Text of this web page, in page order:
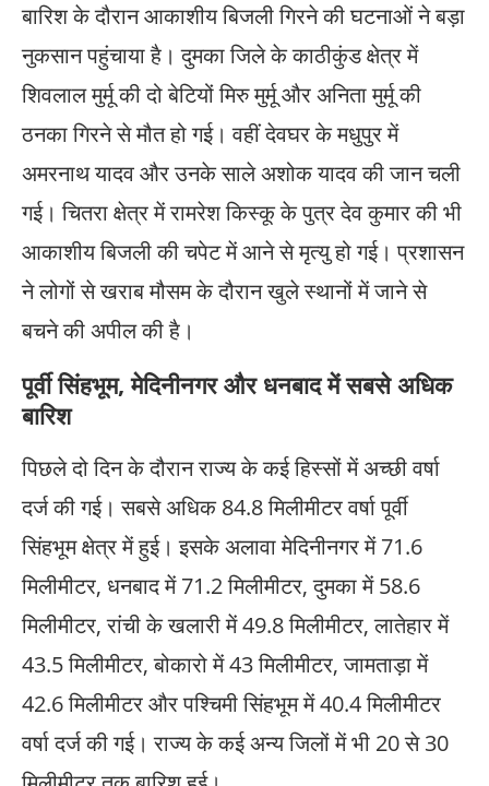
बारिश के दौरान आकाशीय बिजली गिरने की घटनाओं ने बड़ा
नुकसान पहुंचाया है। दुमका जिले के काठीकुंड क्षेत्र में
शिवलाल मुर्मू की दो बेटियों मिरु मुर्मू और अनिता मुर्मू की
ठनका गिरने से मौत हो गई। वहीं देवघर के मधुपुर में
अमरनाथ यादव और उनके साले अशोक यादव की जान चली
गई। चितरा क्षेत्र में रामरेश किस्कू के पुत्र देव कुमार की भी
आकाशीय बिजली की चपेट में आने से मृत्यु हो गई। प्रशासन
ने लोगों से खराब मौसम के दौरान खुले स्थानों में जाने से
बचने की अपील की है।
पूर्वी सिंहभूम, मेदिनीनगर और धनबाद में सबसे अधिक
बारिश
पिछले दो दिन के दौरान राज्य के कई हिस्सों में अच्छी वर्षा
दर्ज की गई। सबसे अधिक 84.8 मिलीमीटर वर्षा पूर्वी
सिंहभूम क्षेत्र में हुई। इसके अलावा मेदिनीनगर में 71.6
मिलीमीटर, धनबाद में 71.2 मिलीमीटर, दुमका में 58.6
मिलीमीटर, रांची के खलारी में 49.8 मिलीमीटर, लातेहार में
43.5 मिलीमीटर, बोकारो में 43 मिलीमीटर, जामताड़ा में
42.6 मिलीमीटर और पश्चिमी सिंहभूम में 40.4 मिलीमीटर
वर्षा दर्ज की गई। राज्य के कई अन्य जिलों में भी 20 से 30